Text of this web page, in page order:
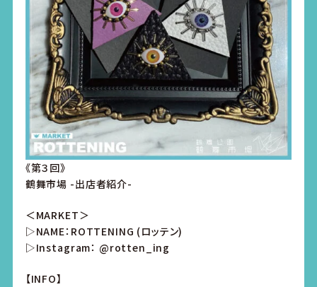
《第３回》
鶴舞市場 -出店者紹介-
＜MARKET＞
▷NAME：ROTTENING (ロッテン)
▷Instagram： @rotten_ing
【INFO】